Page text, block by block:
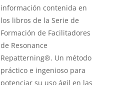
información contenida en
los libros de la Serie de
Formación de Facilitadores
de Resonance
Repatterning®. Un método
práctico e ingenioso para
potenciar su uso ágil en las